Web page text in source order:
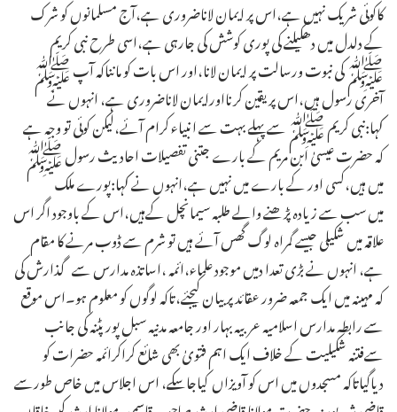
کاکوئی شریک نہیں ہے،اس پر ایمان لاناضروری ہے،آج مسلمانوں کو شرک
کے دلدل میں دھکیلنے کی پوری کوشش کی جارہی ہے،اسی طرح نبی کریم
ﷺ کی نبوت ورسالت پر ایمان لانا،اور اس بات کو مانناکہ آپ ﷺ
آخری رسول ہیں،اس پر یقین کرنااورایمان لاناضروری ہے، انہوں نے
کہا:نبی کریم ﷺ سے پہلے بہت سے انبیاء کرام آئے،لیکن کوئی تو وجہ ہے
کہ حضرت عیسیٰ ابن مریم کے بارے جتنی تفصیلات احادیث رسول ﷺ
میں ہیں،کسی اور کے بارے میں نہیں ہے،انہوں نے کہا:پورے ملک
میں سب سے زیادہ پڑھنے والے طلبہ سیمانچل کےہیں،اس کے باوجود اگر اس
علاقہ میں شکیلی جیسے گمراہ لوگ گھس آئے ہیں تو شرم سے ڈوب مرنے کا مقام
ہے، انہوں نے بڑی تعدا دمیں موجود علماء،ائمہ ،اساتذہ مدارس سے گذارش کی
کہ مہینہ میں ایک جمعہ ضرور عقائد پر بیان کیجئے،تاکہ لوگوں کو معلوم ہو۔اس موقع
سے رابطہ مدارس اسلامیہ عربیہ بہار اور جامعہ مدنیہ سبل پور پٹنہ کی جانب
سےفتنہ شکیلیت کے خلاف ایک اہم فتویٰ بھی شائع کراکرائمہ حضرات کو
دیاگیاتاکہ مسجدوں میں اس کو آویزاں کیاجاسکے، اس اجلاس میں خاص طورسے